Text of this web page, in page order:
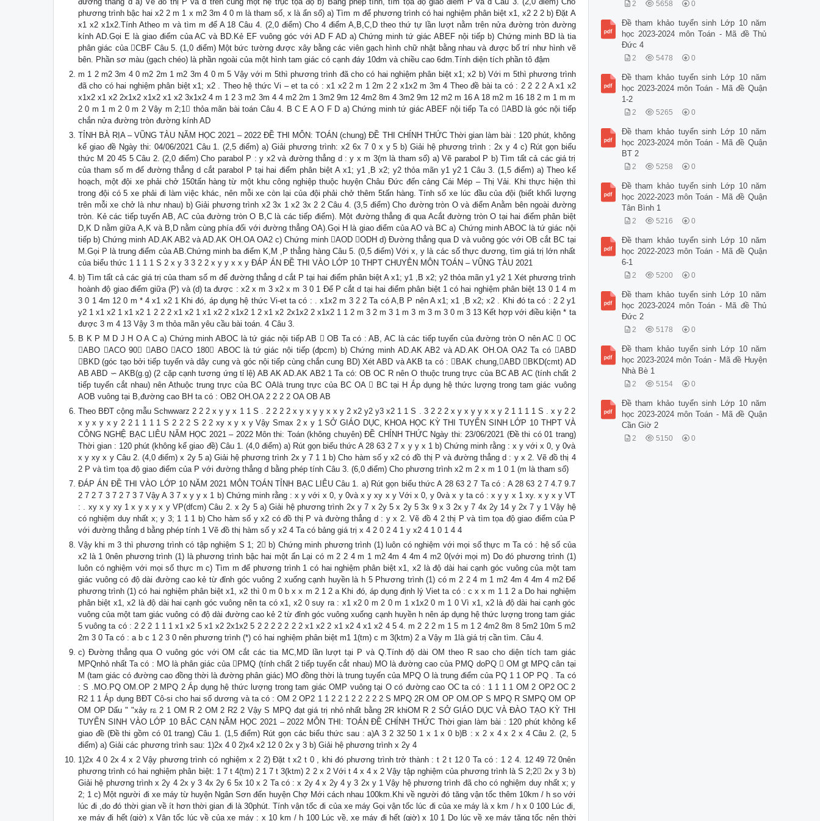
phương trình bậc hai x2 2 m 1 x m2 3m 4 0 m là tham số, x là ẩn số) a) Tìm m để phương trình có hai nghiệm phân biệt x1, x2 2 2 b) Đặt A
x1 x2 x1x2.Tính Atheo m và tìm m để A 18 Câu 4. (2,0 điểm) Cho 4 điểm A,B,C,D theo thứ tự lần lượt nằm trên nửa đường tròn đường
kính AD.Gọi E là giao điểm của AC và BD.Kẻ EF vuông góc với AD F AD a) Chứng minh tứ giác ABEF nội tiếp b) Chứng minh BD là tia
phân giác của CBF Câu 5. (1,0 điểm) Một bức tường được xây bằng các viên gạch hình chữ nhật bằng nhau và được bố trí như hình vẽ
bên. Phần sơ màu (gạch chéo) là phần ngoài của một hình tam giác có cạnh đáy 10dm và chiều cao 6dm.Tính diện tích phần tô đậm
m 1 2 m2 3m 4 0 m2 2m 1 m2 3m 4 0 m 5 Vậy với m 5thì phương trình đã cho có hai nghiệm phân biệt x1; x2 b) Với m 5thì phương trình
đã cho có hai nghiệm phân biệt x1; x2 . Theo hệ thức Vi – et ta có : x1 x2 2 m 1 2m 2 2 x1x2 m 3m 4 Theo đề bài ta có : 2 2 2 2 A x1 x2
x1x2 x1 x2 2x1x2 x1x2 x1 x2 3x1x2 4 m 1 2 3 m2 3m 4 4 m2 2m 1 3m2 9m 12 4m2 8m 4 3m2 9m 12 m2 m 16 A 18 m2 m 16 18 2 m 1 m m
2 0 m 1 m 2 0 m 2 Vậy m 2;1 thỏa mãn bài toán Câu 4. B C E A O F D a) Chứng minh tứ giác ABEF nội tiếp Ta có ABD là góc nội tiếp
chắn nửa đường tròn đường kính AD
TỈNH BÀ RỊA – VŨNG TÀU NĂM HỌC 2021 – 2022 ĐỀ THI MÔN: TOÁN (chung) ĐỀ THI CHÍNH THỨC Thời gian làm bài : 120 phút, không
kể giao đề Ngày thi: 04/06/2021 Câu 1. (2,5 điểm) a) Giải phương trình: x2 6x 7 0 x y 5 b) Giải hệ phương trình : 2x y 4 c) Rút gọn biểu
thức M 20 45 5 Câu 2. (2,0 điểm) Cho parabol P : y x2 và đường thẳng d : y x m 3(m là tham số) a) Vẽ parabol P b) Tìm tất cả các giá trị
của tham số m để đường thẳng d cắt parabol P tại hai điểm phân biệt A x1; y1 ,B x2; y2 thỏa mãn y1 y2 1 Câu 3. (1,5 điểm) a) Theo kế
hoạch, một đội xe phải chở 150tấn hàng từ một khu công nghiệp thuộc huyện Châu Đức đến cảng Cái Mép – Thị Vải. Khi thực hiện thì
trong đội có 5 xe phải đi làm việc khác, nên mỗi xe còn lại của đội phải chở thêm 5tấn hàng. Tính số xe lúc đầu của đội (biết khối lượng
trên mỗi xe chở là như nhau) b) Giải phương trình x2 3x 1 x2 3x 2 2 Câu 4. (3,5 điểm) Cho đường tròn O và điểm Anằm bên ngoài đường
tròn. Kẻ các tiếp tuyến AB, AC của đường tròn O B,C là các tiếp điểm). Một đường thẳng đi qua Acắt đường tròn O tại hai điểm phân biệt
D,K D nằm giữa A,K và B,D nằm cùng phía đối với đường thẳng OA).Gọi H là giao điểm của AO và BC a) Chứng minh ABOC là tứ giác nội
tiếp b) Chứng minh AD.AK AB2 và AD.AK OH.OA OA2 c) Chứng minh AOD ODH d) Đường thẳng qua D và vuông góc với OB cắt BC tại
M.Gọi P là trung điểm của AB.Chứng minh ba điểm K,M ,P thẳng hàng Câu 5. (0,5 điểm) Với x, y là các số thực dương, tìm giá trị lớn nhất
của biểu thức 1 1 1 1 S 2 x y 3 3 2 2 x y y x x y ĐÁP ÁN ĐỀ THI VÀO LỚP 10 THPT CHUYÊN MÔN TOÁN – VŨNG TÀU 2021
b) Tìm tất cả các giá trị của tham số m để đường thẳng d cắt P tại hai điểm phân biệt A x1; y1 ,B x2; y2 thỏa mãn y1 y2 1 Xét phương trình
hoành độ giao điểm giữa (P) và (d) ta được : x2 x m 3 x2 x m 3 0 1 Để P cắt d tại hai điểm phân biệt 1 có hai nghiệm phân biệt 13 0 1 4 m
3 0 1 4m 12 0 m * 4 x1 x2 1 Khi đó, áp dụng hệ thức Vi-et ta có : . x1x2 m 3 2 2 Ta có A,B P nên A x1; x1 ,B x2; x2 . Khi đó ta có : 2 2 y1
y2 1 x1 x2 1 x1 x2 1 2 2 2 x1 x2 1 x1 x2 2 x1x2 1 2 x1 x2 2x1x2 2 x1x2 1 1 2 m 3 2 m 3 1 m 3 m 3 m 3 0 m 3 13 Kết hợp với điều kiện * ta
được 3 m 4 13 Vậy 3 m thỏa mãn yêu cầu bài toán. 4 Câu 3.
B K P M D J H O A C a) Chứng minh ABOC là tứ giác nội tiếp AB  OB Ta có : AB, AC là các tiếp tuyến của đường tròn O nên AC  OC
ABO ACO 90 ABO ACO 180 ABOC là tứ giác nội tiếp (đpcm) b) Chứng minh AD.AK AB2 và AD.AK OH.OA OA2 Ta có ABD
BKD (góc tạo bởi tiếp tuyến và dây cung và góc nội tiếp cùng chắn cung BD) Xét ABD và AKB ta có : BAK chung,ABD BKD(cmt) AD
AB ABD ∽ AKB(g.g) (2 cặp cạnh tương ứng tỉ lệ) AB AK AD.AK AB2 1 Ta có: OB OC R nên O thuộc trung trực của BC AB AC (tính chất 2
tiếp tuyến cắt nhau) nên Athuộc trung trực của BC OAlà trung trực của BC OA  BC tại H Áp dụng hệ thức lượng trong tam giác vuông
AOB vuông tại B,đường cao BH ta có : OB2 OH.OA 2 2 2 2 OA OB AB
Theo BĐT cộng mẫu Schwwarz 2 2 2 x y y x 1 1 S . 2 2 2 2 x y x y y x x y 2 x2 y2 y3 x2 1 1 S . 3 2 2 2 x y x y y x x y 2 1 1 1 1 S . x y 2 2
x y x y x y 2 2 1 1 1 1 S 2 2 2 S 2 2 xy x y x y Vậy Smax 2 x y 1 SỞ GIÁO DỤC, KHOA HỌC KỲ THI TUYỂN SINH LỚP 10 THPT VÀ
CÔNG NGHỆ BẠC LIÊU NĂM HỌC 2021 – 2022 Môn thi: Toán (không chuyên) ĐỀ CHÍNH THỨC Ngày thi: 23/06/2021 (Đề thi có 01 trang)
Thời gian : 120 phút (không kể giao đề) Câu 1. (4,0 điểm) a) Rút gọn biểu thức A 28 63 2 7 x y y x 1 b) Chứng minh rằng : x y với x 0, y 0và
x y xy x y Câu 2. (4,0 điểm) x 2y 5 a) Giải hệ phương trình 2x y 7 1 1 b) Cho hàm số y x2 có đồ thị P và đường thẳng d : y x 2. Vẽ đồ thị 4
2 P và tìm tọa độ giao điểm của P với đường thẳng d bằng phép tính Câu 3. (6,0 điểm) Cho phương trình x2 m 2 x m 1 0 1 (m là tham số)
ĐÁP ÁN ĐỀ THI VÀO LỚP 10 NĂM 2021 MÔN TOÁN TỈNH BẠC LIÊU Câu 1. a) Rút gọn biểu thức A 28 63 2 7 Ta có : A 28 63 2 7 4.7 9.7
2 7 2 7 3 7 2 7 3 7 Vậy A 3 7 x y y x 1 b) Chứng minh rằng : x y với x 0, y 0và x y xy x y Với x 0, y 0và x y ta có : x y y x 1 xy. x y x y VT
: . xy x y xy 1 x y x y x y VP(dfcm) Câu 2. x 2y 5 a) Giải hệ phương trình 2x y 7 x 2y 5 x 2y 5 3x 9 x 3 2x y 7 4x 2y 14 y 2x 7 y 1 Vậy hệ
có nghiệm duy nhất x; y 3; 1 1 1 b) Cho hàm số y x2 có đồ thị P và đường thẳng d : y x 2. Vẽ đồ 4 2 thị P và tìm tọa độ giao điểm của P
với đường thẳng d bằng phép tính 1 Vẽ đồ thị hàm số y x2 4 Ta có bảng giá trị x 4 2 0 2 4 1 y x2 4 1 0 1 4 4
Vậy khi m 3 thì phương trình có tập nghiệm S 1; 2 b) Chứng minh phương trình (1) luôn có nghiệm với mọi số thực m Ta có : hệ số của
x2 là 1 0nên phương trình (1) là phương trình bậc hai một ẩn Lại có m 2 2 4 m 1 m2 4m 4 4m 4 m2 0(với mọi m) Do đó phương trình (1)
luôn có nghiệm với mọi số thực m c) Tìm m để phương trình 1 có hai nghiệm phân biệt x1, x2 là độ dài hai cạnh góc vuông của một tam
giác vuông có độ dài đường cao kẻ từ đỉnh góc vuông 2 xuống cạnh huyền là h 5 Phương trình (1) có m 2 2 4 m 1 m2 4m 4 4m 4 m2 Để
phương trình (1) có hai nghiệm phân biệt x1, x2 thì 0 m 0 b x x m 2 1 2 a Khi đó, áp dụng định lý Viet ta có : c x x m 1 1 2 a Do hai nghiệm
phân biệt x1, x2 là độ dài hai cạnh góc vuông nên ta có x1, x2 0 suy ra : x1 x2 0 m 2 0 m 1 x1x2 0 m 1 0 Vì x1, x2 là độ dài hai cạnh góc
vuông của một tam giác vuông có độ dài đường cao kẻ 2 từ đỉnh góc vuông xuống cạnh huyền h nên áp dụng hệ thức lượng trong tam giác
5 vuông ta có : 2 2 2 1 1 1 x1 x2 5 x1 x2 2x1x2 5 2 2 2 2 2 2 2 x1 x2 2 x1 x2 4 x1 x2 4 5 4. m 2 2 2 m 1 5 m 1 2 4m2 8m 8 5m2 10m 5 m2
2m 3 0 Ta có : a b c 1 2 3 0 nên phương trình (*) có hai nghiệm phân biệt m1 1(tm) c m 3(ktm) 2 a Vậy m 1là giá trị cần tìm. Câu 4.
c) Đường thẳng qua O vuông góc với OM cắt các tia MC,MD lần lượt tại P và Q.Tính độ dài OM theo R sao cho diện tích tam giác
MPQnhỏ nhất Ta có : MO là phân giác của PMQ (tính chất 2 tiếp tuyến cắt nhau) MO là đường cao của PMQ doPQ  OM gt MPQ cân tại
M (tam giác có đường cao đồng thời là đường phân giác) MO đồng thời là trung tuyến của MPQ O là trung điểm của PQ 1 1 OP PQ . Ta có
: S .MO.PQ OM.OP 2 MPQ 2 Áp dụng hệ thức lượng trong tam giác OMP vuông tại O có đường cao OC ta có : 1 1 1 1 OM 2 OP2 OC 2
R2 1 1 Áp dụng BĐT Cô-si cho hai số dương và ta có : OM 2 OP2 1 1 2 2 1 2 2 2 2 2 S MPQ 2R OM OP OM.OP S MPQ R SMPQ OM OP
OM OP Dấu " "xảy ra 2 1 OM R 2 OM 2 R2 2 Vậy S MPQ đạt giá trị nhỏ nhất bằng 2R khiOM R 2 SỞ GIÁO DỤC VÀ ĐÀO TẠO KỲ THI
TUYỂN SINH VÀO LỚP 10 BẮC CẠN NĂM HỌC 2021 – 2022 MÔN THI: TOÁN ĐỀ CHÍNH THỨC Thời gian làm bài : 120 phút không kể
giao đề (Đề thi gồm có 01 trang) Câu 1. (1,5 điểm) Rút gọn các biểu thức sau : a)A 3 2 32 50 1 x 1 x 0 b)B : x 2 x 4 x 2 x 4 Câu 2. (2, 5
điểm) a) Giải các phương trình sau: 1)2x 4 0 2)x4 x2 12 0 2x y 3 b) Giải hệ phương trình x 2y 4
1)2x 4 0 2x 4 x 2 Vậy phương trình có nghiệm x 2 2) Đặt t x2 t 0 , khi đó phương trình trở thành : t 2 t 12 0 Ta có : 1 2 4. 12 49 72 0nên
phương trình có hai nghiệm phân biệt: 1 7 t 4(tm) 2 1 7 t 3(ktm) 2 2 x 2 Với t 4 x 4 x 2 Vậy tập nghiệm của phương trình là S 2;2 2x y 3 b)
Giải hệ phương trình x 2y 4 2x y 3 4x 2y 6 5x 10 x 2 Ta có : x 2y 4 x 2y 4 y 3 2x y 1 Vậy hệ phương trình đã cho có nghiệm duy nhất x; y
2; 1 c) Một người đi xe máy từ huyện Ngân Sơn đến huyện Chợ Mới cách nhau 100km.Khi về người đó tăng vận tốc thêm 10km / h so với
lúc đi ,do đó thời gian về ít hơn thời gian đi là 30phút. Tính vận tốc đi của xe máy Gọi vận tốc lúc đi của xe máy là x km / h x 0 100 Lúc đi,
xe máy đi hết (giờ) x Vận tốc lúc về của xe máy : x 10 km / h 100 Lúc về, xe máy đi hết (giờ) x 10 1 Do lúc về xe máy tăng tốc nên thời
2 5658 0
Đề tham khảo tuyển sinh Lớp 10 năm
học 2023-2024 môn Toán - Mã đề Thủ
Đức 4
2 5478 0
Đề tham khảo tuyển sinh Lớp 10 năm
học 2023-2024 môn Toán - Mã đề Quận
1-2
2 5265 0
Đề tham khảo tuyển sinh Lớp 10 năm
học 2023-2024 môn Toán - Mã đề Quận
BT 2
2 5258 0
Đề tham khảo tuyển sinh Lớp 10 năm
học 2022-2023 môn Toán - Mã đề Quận
Tân Bình 1
2 5216 0
Đề tham khảo tuyển sinh Lớp 10 năm
học 2022-2023 môn Toán - Mã đề Quận
6-1
2 5200 0
Đề tham khảo tuyển sinh Lớp 10 năm
học 2023-2024 môn Toán - Mã đề Thủ
Đức 2
2 5178 0
Đề tham khảo tuyển sinh Lớp 10 năm
học 2023-2024 môn Toán - Mã đề Huyện
Nhà Bè 1
2 5154 0
Đề tham khảo tuyển sinh Lớp 10 năm
học 2023-2024 môn Toán - Mã đề Quận
Cần Giờ 2
2 5150 0